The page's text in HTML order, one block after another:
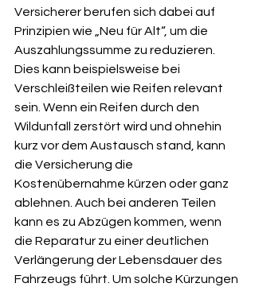
Versicherer berufen sich dabei auf
Prinzipien wie „Neu für Alt“, um die
Auszahlungssumme zu reduzieren.
Dies kann beispielsweise bei
Verschleißteilen wie Reifen relevant
sein. Wenn ein Reifen durch den
Wildunfall zerstört wird und ohnehin
kurz vor dem Austausch stand, kann
die Versicherung die
Kostenübernahme kürzen oder ganz
ablehnen. Auch bei anderen Teilen
kann es zu Abzügen kommen, wenn
die Reparatur zu einer deutlichen
Verlängerung der Lebensdauer des
Fahrzeugs führt. Um solche Kürzungen